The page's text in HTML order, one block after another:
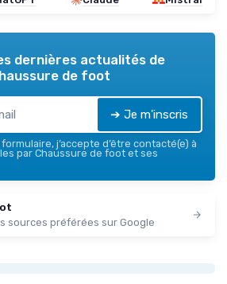
dernières actualités de
de foot
➔ Je m'inscris
j’accepte d’être contacté(e) à
par Chaussure de foot et ses
sources préférées sur Google